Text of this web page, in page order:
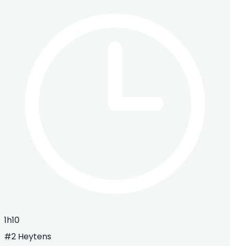
1h10
#2 Heytens